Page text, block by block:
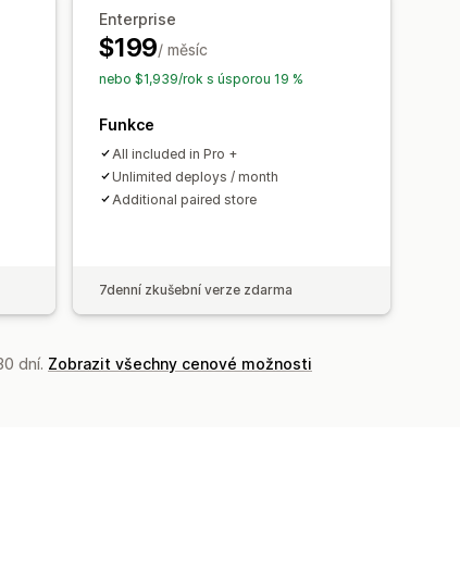
Enterprise
$199/ měsíc
nebo $1,939/rok s úsporou 19 %
Funkce
All included in Pro +
Unlimited deploys / month
Additional paired store
7denní zkušební verze zdarma
dní. Zobrazit všechny cenové možnosti